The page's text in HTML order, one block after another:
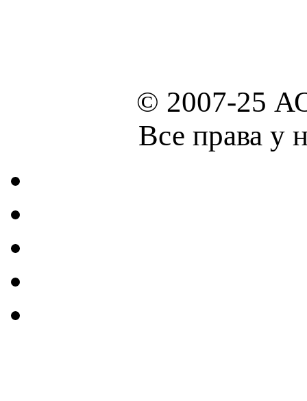
© 2007-25
Все права у